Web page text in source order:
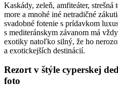
Kaskády, zeleň, amfiteáter, strešná
more a mnohé iné netradičné
svadobné fotenie s prídavkom
s mediteránskym závanom má
exotiky natoľko silný, že ho
a exotickejších destinácií.
Rezort v štýle cyperskej
foto